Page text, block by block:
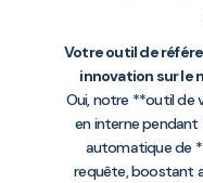
Votre outil de
innovation sur le
Oui, notre **outil de
en interne pendant
automatique de
requête, boostant